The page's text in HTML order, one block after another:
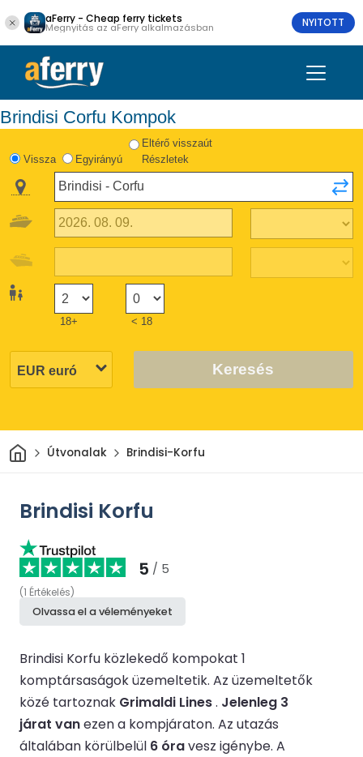
aFerry - Cheap ferry tickets
Megnyitás az aFerry alkalmazásban NYITOTT
Brindisi Corfu Kompok
Vissza Egyirányú
Eltérő visszaút
Részletek
18+ < 18
Keresés
Otthon
Útvonalak Brindisi-Korfu
Brindisi Korfu
5 / 5
(1 Értékelés)
Olvassa el a véleményeket
Brindisi Korfu közlekedő kompokat 1
komptársaságok üzemeltetik. Az üzemeltetők
közé tartoznak Grimaldi Lines. Jelenleg 3
járat vanezen a kompjáraton. Az utazás
általában körülbelül 6 óravesz igénybe. A